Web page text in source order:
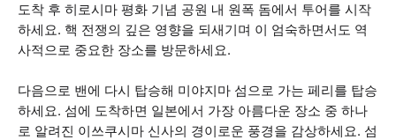
도착 후 히로시마 평화 기념 공원 내 원폭 돔에서 투어를 시작
하세요. 핵 전쟁의 깊은 영향을 되새기며 이 엄숙하면서도 역
사적으로 중요한 장소를 방문하세요.
다음으로 밴에 다시 탑승해 미야지마 섬으로 가는 페리를 탑승
하세요. 섬에 도착하면 일본에서 가장 아름다운 장소 중 하나
로 알려진 이쓰쿠시마 신사의 경이로운 풍경을 감상하세요. 섬